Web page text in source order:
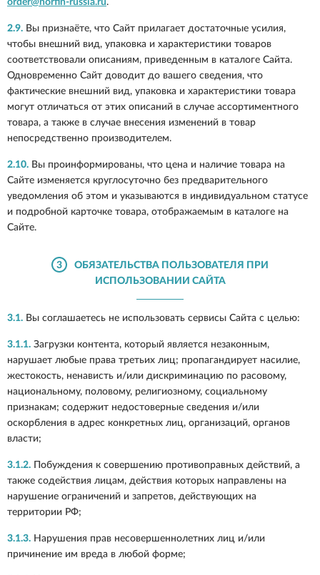
order@norfin-russia.ru.
2.9. Вы признаёте, что Сайт прилагает достаточные усилия,
чтобы внешний вид, упаковка и характеристики товаров
соответствовали описаниям, приведенным в каталоге Сайта.
Одновременно Сайт доводит до вашего сведения, что
фактические внешний вид, упаковка и характеристики товара
могут отличаться от этих описаний в случае ассортиментного
товара, а также в случае внесения изменений в товар
непосредственно производителем.
2.10. Вы проинформированы, что цена и наличие товара на
Сайте изменяется круглосуточно без предварительного
уведомления об этом и указываются в индивидуальном статусе
и подробной карточке товара, отображаемым в каталоге на
Сайте.
3
ОБЯЗАТЕЛЬСТВА ПОЛЬЗОВАТЕЛЯ ПРИ
ИСПОЛЬЗОВАНИИ САЙТА
3.1. Вы соглашаетесь не использовать сервисы Сайта с целью:
3.1.1. Загрузки контента, который является незаконным,
нарушает любые права третьих лиц; пропагандирует насилие,
жестокость, ненависть и/или дискриминацию по расовому,
национальному, половому, религиозному, социальному
признакам; содержит недостоверные сведения и/или
оскорбления в адрес конкретных лиц, организаций, органов
власти;
3.1.2. Побуждения к совершению противоправных действий, а
также содействия лицам, действия которых направлены на
нарушение ограничений и запретов, действующих на
территории РФ;
3.1.3. Нарушения прав несовершеннолетних лиц и/или
причинение им вреда в любой форме;